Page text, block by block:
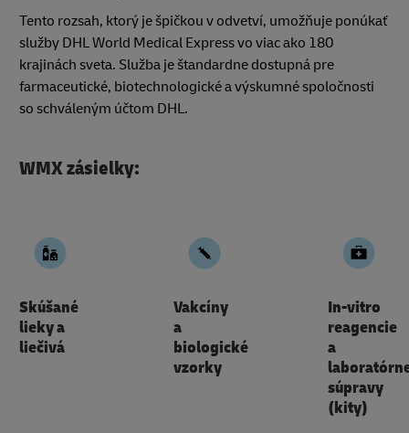
Tento rozsah, ktorý je špičkou v odvetví, umožňuje ponúkať
služby DHL World Medical Express vo viac ako 180
krajinách sveta. Služba je štandardne dostupná pre
farmaceutické, biotechnologické a výskumné spoločnosti
so schváleným účtom DHL.
WMX zásielky:
Skúšané
lieky a
liečivá
Vakcíny
a
biologické
vzorky
In-vitro
reagencie
a
súpravy
(kity)